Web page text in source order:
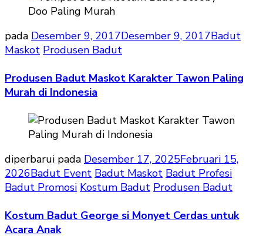
pada Desember 9, 2017Desember 9, 2017Badut
Maskot Produsen Badut
Produsen Badut Maskot Karakter Tawon Paling
Murah di Indonesia
diperbarui pada Desember 17, 2025Februari 15,
2026Badut Event Badut Maskot Badut Profesi
Badut Promosi Kostum Badut Produsen Badut
Kostum Badut George si Monyet Cerdas untuk
Acara Anak